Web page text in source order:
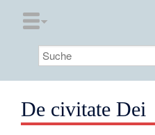
De civitate Dei